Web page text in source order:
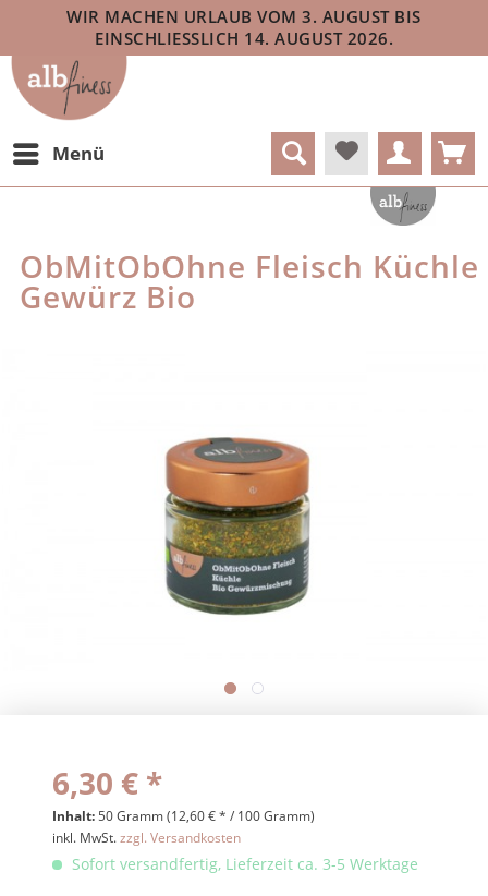
WIR MACHEN URLAUB VOM 3. AUGUST BIS
EINSCHLIESSLICH 14. AUGUST 2026.
Menü
ObMitObOhne Fleisch Küchle
Gewürz Bio
6,30 € *
Inhalt:50 Gramm (12,60 € * / 100 Gramm)
inkl. MwSt.zzgl. Versandkosten
Sofort versandfertig, Lieferzeit ca. 3-5 Werktage